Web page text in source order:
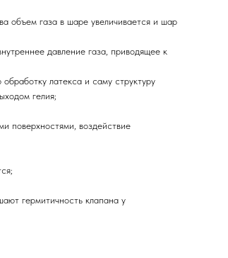
объем газа в шаре увеличивается и шар
давление газа, приводящее к
латекса и саму структуру
гелия;
поверхностями, воздействие
гермитичность клапана у